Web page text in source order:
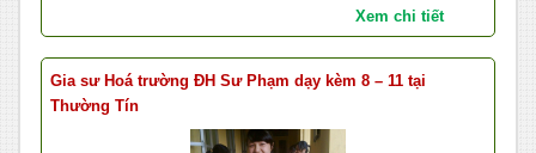
Xem chi tiết
Gia sư Hoá trường ĐH Sư Phạm dạy kèm 8 – 11 tại
Thường Tín